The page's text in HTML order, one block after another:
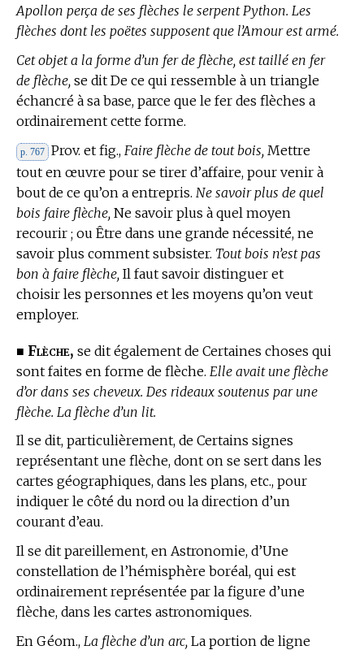
Apollon perça de ses flèches le serpent Python. Les
flèches dont les poëtes supposent que l’Amour est armé.
Cet objet a la forme d’un fer de flèche, est taillé en fer
de flèche, se dit De ce qui ressemble à un triangle
échancré à sa base, parce que le fer des flèches a
ordinairement cette forme.
p. 767 Prov. et fig., Faire flèche de tout bois, Mettre
tout en œuvre pour se tirer d’affaire, pour venir à
bout de ce qu’on a entrepris. Ne savoir plus de quel
bois faire flèche, Ne savoir plus à quel moyen
recourir ; ou Être dans une grande nécessité, ne
savoir plus comment subsister. Tout bois n’est pas
bon à faire flèche, Il faut savoir distinguer et
choisir les personnes et les moyens qu’on veut
employer.
■ Flèche, se dit également de Certaines choses qui
sont faites en forme de flèche. Elle avait une flèche
d’or dans ses cheveux. Des rideaux soutenus par une
flèche. La flèche d’un lit.
Il se dit, particulièrement, de Certains signes
représentant une flèche, dont on se sert dans les
cartes géographiques, dans les plans, etc., pour
indiquer le côté du nord ou la direction d’un
courant d’eau.
Il se dit pareillement, en Astronomie, d’Une
constellation de l’hémisphère boréal, qui est
ordinairement représentée par la figure d’une
flèche, dans les cartes astronomiques.
En Géom., La flèche d’un arc, La portion de ligne